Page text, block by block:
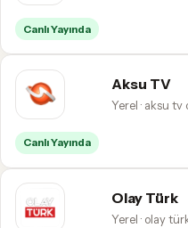
Canlı Yayında
Aksu TV
Yerel · aksu tv
Canlı Yayında
Olay Türk
Yerel · olay